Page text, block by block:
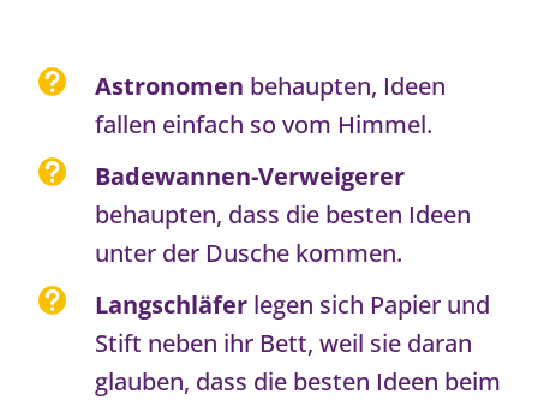
 Astronomen behaupten, Ideen
fallen einfach so vom Himmel.

Badewannen-Verweigerer
behaupten, dass die besten Ideen
unter der Dusche kommen.
 Langschläferlegen sich Papier und
Stift neben ihr Bett, weil sie daran
glauben, dass die besten Ideen beim